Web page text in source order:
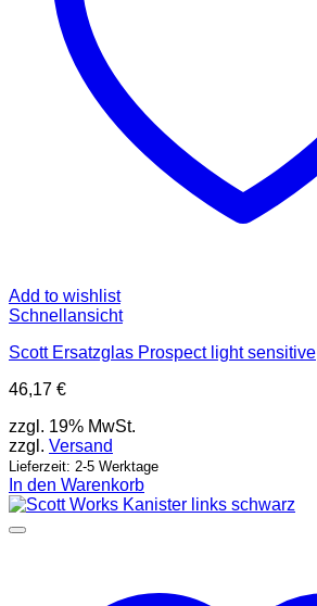
Add to wishlist
Schnellansicht
Scott Ersatzglas Prospect light sensitive
46,17 €
zzgl. 19% MwSt.
zzgl. Versand
Lieferzeit: 2-5 Werktage
In den Warenkorb